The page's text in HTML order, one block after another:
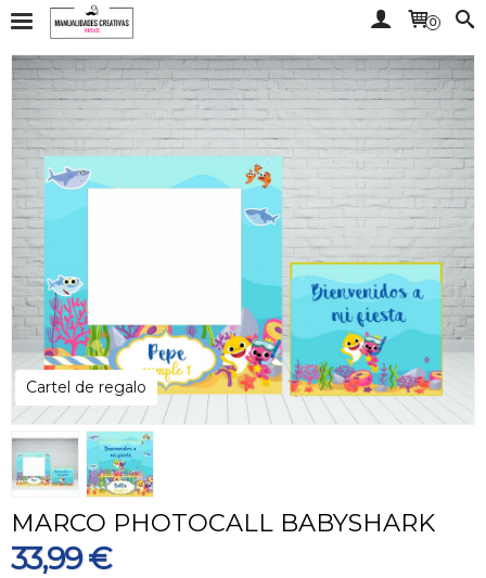
0
Cartel de regalo
MARCO PHOTOCALL BABYSHARK
33,99 €